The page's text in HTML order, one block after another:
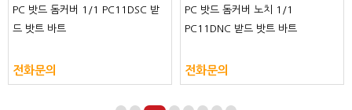
PC 밧드 돔커버 1/1 PC11DSC 받
드 밧트 바트
전화문의
PC 밧드 돔커버 노치 1/1
PC11DNC 받드 밧트 바트
전화문의